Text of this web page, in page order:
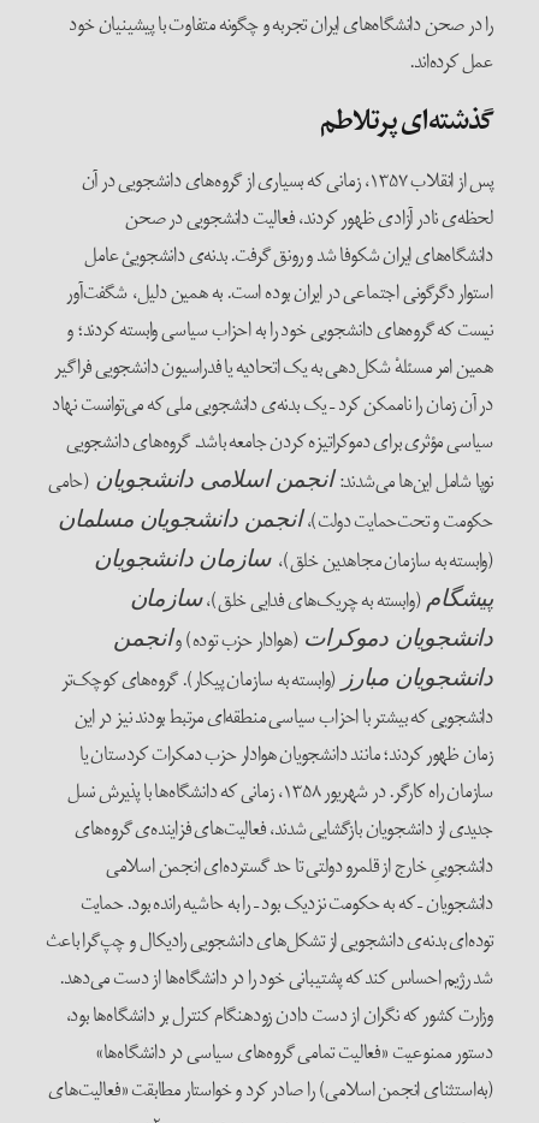
را در صحن دانشگاه‌های ایران تجربه و چگونه متفاوت با پیشینیان خود
عمل کرده‌اند.
گذشته‌ای پرتلاطم
پس از انقلاب ۱۳۵۷، زمانی که بسیاری از گروه‌های دانشجویی در آن
لحظه‌ی نادر آزادی ظهور کردند، فعالیت دانشجویی در صحن
دانشگاه‌های ایران شکوفا شد و رونق گرفت. بدنه‌ی دانشجوییْ عامل
استوار دگرگونی اجتماعی در ایران بوده است. به همین دلیل، شگفت‌آور
نیست که گروه‌های دانشجویی خود را به احزاب سیاسی وابسته کردند؛ و
همین امر مسئلهْ شکل‌دهی به یک اتحادیه یا فدراسیون دانشجویی فراگیر
در آن زمان را ناممکن کرد – یک بدنه‌ی دانشجویی ملی که می‌توانست نهاد
سیاسی مؤثری برای دموکراتیزه کردن جامعه باشد. گروه‌های دانشجویی
نوپا شامل این‌ها می‌شدند:انجمن اسلامی دانشجویان (حامی
حکومت و تحت‌حمایت دولت)،انجمن دانشجویان مسلمان
(وابسته به سازمان مجاهدین خلق)، سازمان دانشجویان
پیشگام(وابسته به چریک‌های فدایی خلق)،سازمان
دانشجویان دموکرات(هوادار حزب توده) وانجمن
دانشجویان مبارز (وابسته به سازمان پیکار). گروه‌های کوچک‌تر
دانشجویی که بیشتر با احزاب سیاسی منطقه‌ای مرتبط بودند نیز در این
زمان ظهور کردند؛ مانند دانشجویان هوادار حزب دمکرات کردستان یا
سازمان راه کارگر. در شهریور ۱۳۵۸، زمانی که دانشگاه‌ها با پذیرش نسل
جدیدی از دانشجویان بازگشایی شدند، فعالیت‌های فزاینده‌ی گروه‌های
دانشجوییِ خارج از قلمرو دولتی تا حد گسترده‌ای انجمن اسلامی
دانشجویان – که به حکومت نزدیک بود – را به حاشیه رانده بود. حمایت
توده‌ای بدنه‌ی دانشجویی از تشکل‌های دانشجویی رادیکال و چپ‌گرا باعث
شد رژیم احساس کند که پشتیبانی خود را در دانشگاه‌ها از دست می‌دهد.
وزارت کشور که نگران از دست دادن زودهنگام کنترل بر دانشگاه‌ها بود،
دستور ممنوعیت «فعالیت تمامی گروه‌های سیاسی در دانشگاه‌ها»
(به‌استثنای انجمن اسلامی) را صادر کرد و خواستار مطابقت «فعالیت‌های